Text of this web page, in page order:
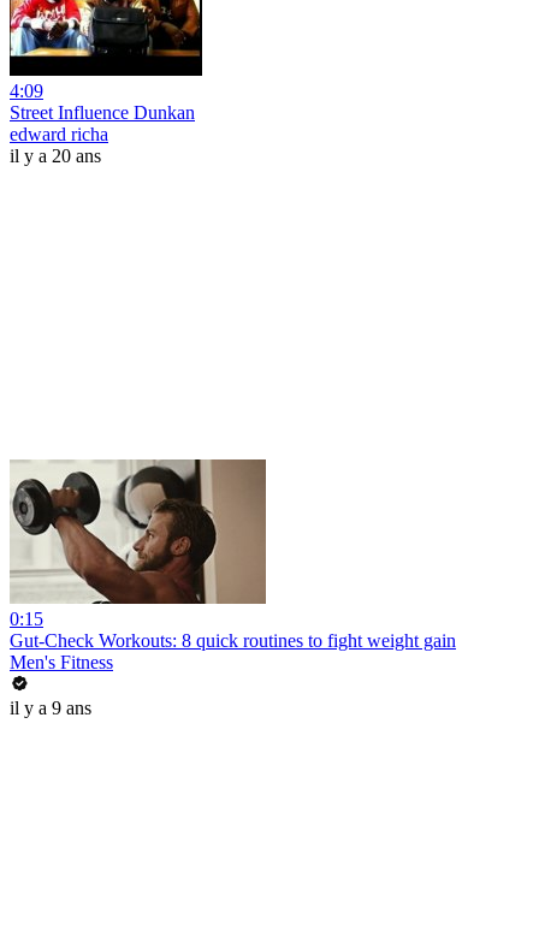
4:09
Street Influence Dunkan
edward richa
il y a 20 ans
0:15
Gut-Check Workouts: 8 quick routines to fight weight gain
Men's Fitness
il y a 9 ans